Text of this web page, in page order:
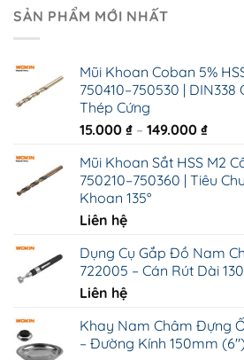
SẢN PHẨM MỚI NHẤT
Mũi Khoan Coban 5%
750410–750530 |
Thép Cứng
15.000 ₫ – 149.000 ₫
từ
Mũi Khoan Sắt HSS M2
750210–750360 | Tiêu
Khoan 135°
Liên hệ
Dụng Cụ Gắp Đồ Nam
722005 – Cán Rút Dài
Liên hệ
Khay Nam Châm Đựng
– Đường Kính 150mm